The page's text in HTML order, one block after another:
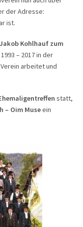
der Adresse:
ist.
Kohlhauf zum
– 2017 in der
arbeitet und
statt,
– Oim Museein